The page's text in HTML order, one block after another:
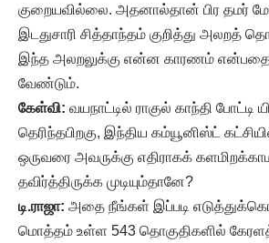
குறையவில்லை. அதனால்தான் பிர தமர்
இடதுசாரி சித்தாந்தம் குறித்து அலறத்
இந்த அலறலுக்கு என்ன காரணம் என்பதை
வேண்டும்.
கேள்வி: வயநாட்டில் ராகுல் காந்தி போட்டி
தெரிந்தபிறகு, இந்திய கம்யூனிஸ்ட்
ஒருவரை அவருக்கு எதிராகக்
தவிர்த்திருக்க முடியும்தானே?
டி.ராஜா: அதை நீங்கள் இப்படி
மொத்தம் உள்ள 543 தொகுதிகளில்